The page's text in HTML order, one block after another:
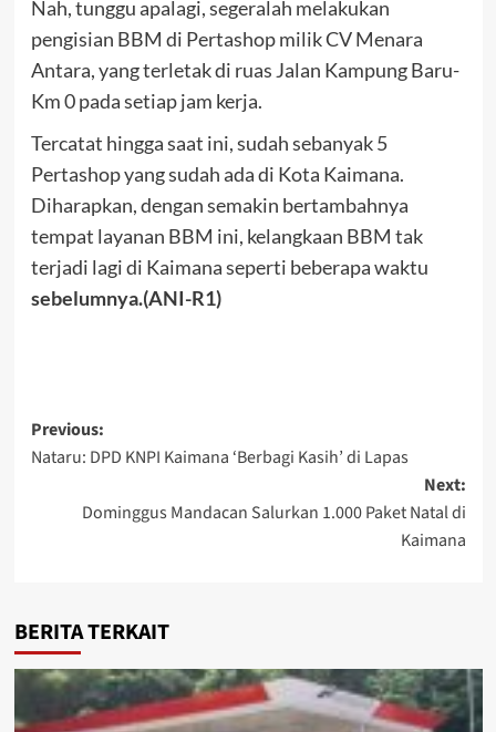
Nah, tunggu apalagi, segeralah melakukan
pengisian BBM di Pertashop milik CV Menara
Antara, yang terletak di ruas Jalan Kampung Baru-
Km 0 pada setiap jam kerja.
Tercatat hingga saat ini, sudah sebanyak 5
Pertashop yang sudah ada di Kota Kaimana.
Diharapkan, dengan semakin bertambahnya
tempat layanan BBM ini, kelangkaan BBM tak
terjadi lagi di Kaimana seperti beberapa waktu
sebelumnya.(ANI-R1)
Post
navigation
Previous:
Nataru: DPD KNPI Kaimana ‘Berbagi Kasih’ di Lapas
Next:
Dominggus Mandacan Salurkan 1.000 Paket Natal di
Kaimana
BERITA TERKAIT